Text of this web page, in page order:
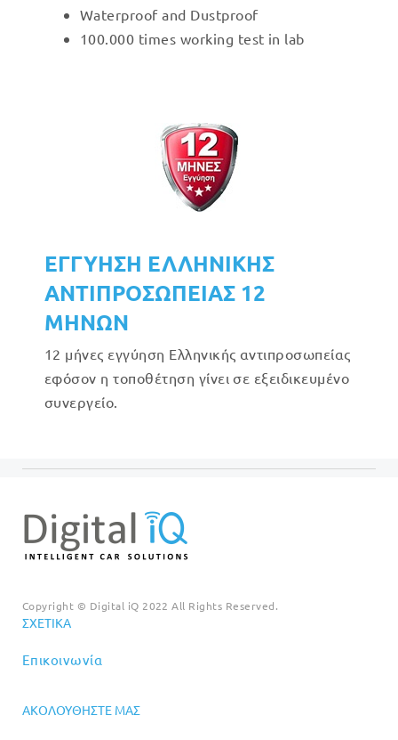
Waterproof and Dustproof
100.000 times working test in lab
ΕΓΓΥΗΣΗ ΕΛΛΗΝΙΚΗΣ
ΑΝΤΙΠΡΟΣΩΠΕΙΑΣ 12
ΜΗΝΩΝ
12 μήνες εγγύηση Ελληνικής αντιπροσωπείας
εφόσον η τοποθέτηση γίνει σε εξειδικευμένο
συνεργείο.
Copyright © Digital iQ 2022 All Rights Reserved.
ΣΧΕΤΙΚΆ
Επικοινωνία
ΑΚΟΛΟΥΘΉΣΤΕ ΜΑΣ